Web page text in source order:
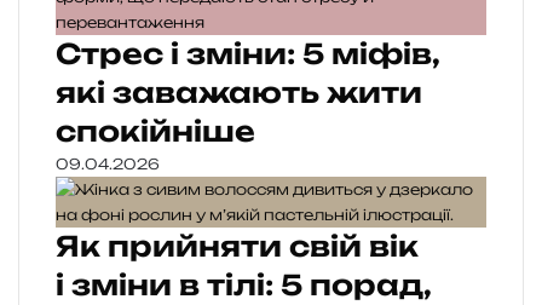
Стрес і зміни: 5 міфів,
які заважають жити
спокійніше
09.04.2026
Як прийняти свій вік
і зміни в тілі: 5 порад,